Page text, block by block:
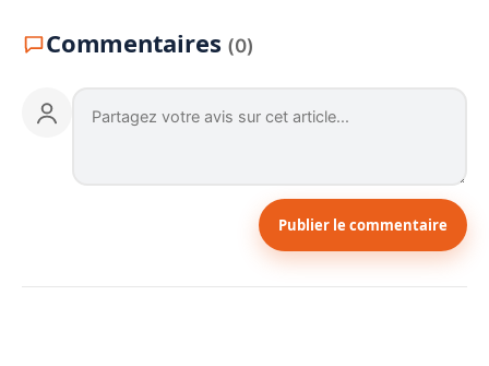
Commentaires (0)
Publier le commentaire